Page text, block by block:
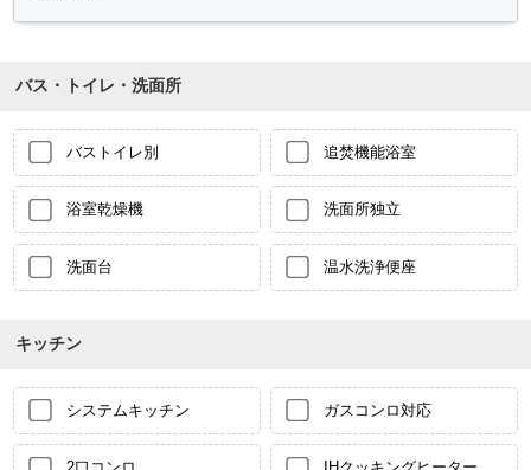
バス・トイレ・洗面所
バストイレ別 追焚機能浴室
浴室乾燥機 洗面所独立
洗面台 温水洗浄便座
キッチン
システムキッチン ガスコンロ対応